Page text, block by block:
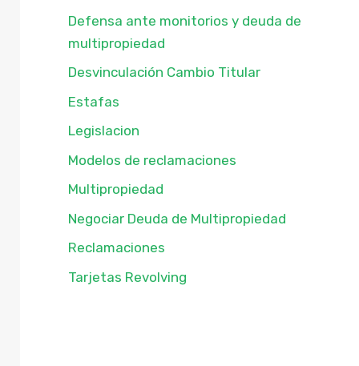
Defensa ante monitorios y deuda de
multipropiedad
Desvinculación Cambio Titular
Estafas
Legislacion
Modelos de reclamaciones
Multipropiedad
Negociar Deuda de Multipropiedad
Reclamaciones
Tarjetas Revolving